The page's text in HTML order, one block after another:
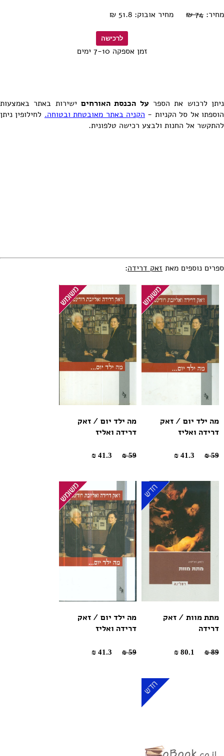
מחיר: 74 ₪ מחיר אובוק: 51.8 ₪
זמן אספקה 7-10 ימים
ניתן לרכוש את הספר על הכנסת האורחים ישירות באתר באמצעות
הוספתו אל סל הקניות - הקניה באתר מאובטחת ובטוחה. לחילופין ניתן
להתקשר אל החנות ולבצע רכישה טלפונית.
ספרים נוספים מאת זאק דרידה:
מה ילד יום / זאק
דרידה ואליז
59 ₪
מה ילד יום / זאק
דרידה ואליז
59 ₪
מתת מוות / זאק
דרידה
89 ₪
מה ילד יום / זאק
דרידה ואליז
59 ₪